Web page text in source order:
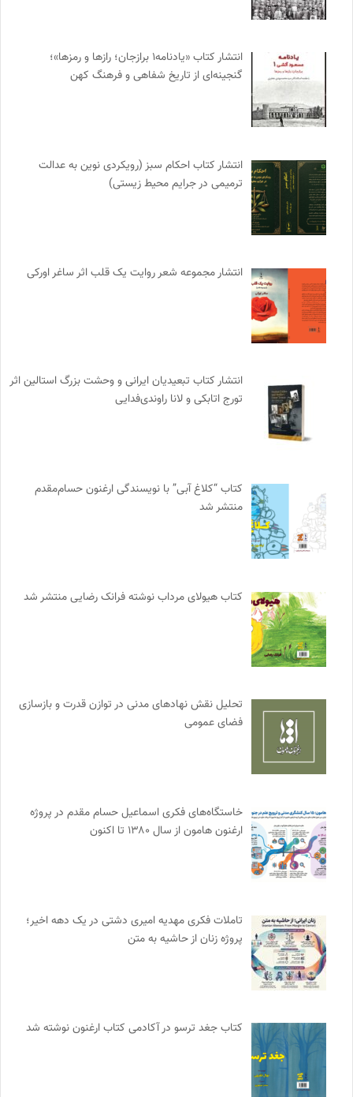
انتشار کتاب «یادنامه۱ برازجان؛ رازها و رمزها»؛
گنجینه‌ای از تاریخ شفاهی و فرهنگ کهن
انتشار کتاب احکام سبز (رویکردی نوین به عدالت
ترمیمی در جرایم محیط‌ زیستی)
انتشار مجموعه شعر روایت یک قلب اثر ساغر اورکی
انتشار کتاب تبعیدیان ایرانی و وحشت بزرگ استالین اثر
تورج اتابکی و لانا راوندی‌فدایی
کتاب “کلاغ آبی” با نویسندگی ارغنون حسام‌مقدم
منتشر شد
کتاب هیولای مرداب نوشته فرانک رضایی منتشر شد
تحلیل نقش نهادهای مدنی در توازن قدرت و بازسازی
فضای عمومی
خاستگاه‌های فکری اسماعیل حسام مقدم در پروژه
ارغنون هامون از سال ۱۳۸۰ تا اکنون
تاملات فکری مهدیه امیری دشتی در یک دهه اخیر؛
پروژه زنان از حاشیه به متن
کتاب جغد ترسو در آکادمی کتاب ارغنون نوشته شد